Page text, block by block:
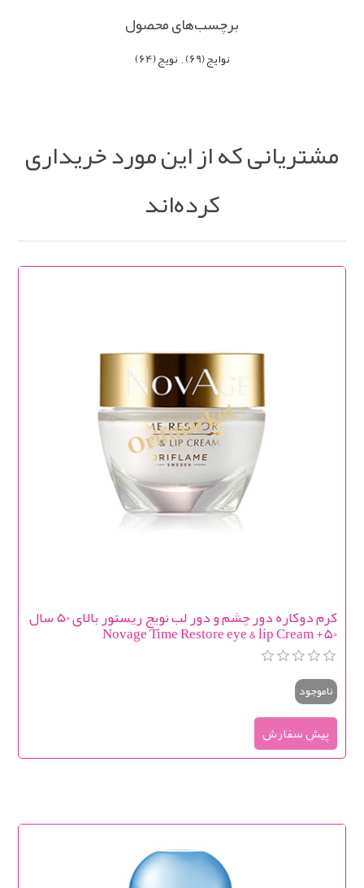
برچسب‌های محصول
نوایج(69)
, نویج(64)
مشتریانی که از این مورد خریداری
کرده‌اند
کرم دوکاره دور چشم و دور لب نویج ریستور بالای 50 سال
Novage Time Restore eye & lip Cream +50
ناموجود